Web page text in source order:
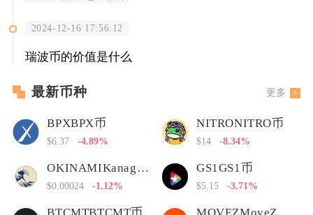
2024-12-16 17:56:12
瑞波币的价值是什么
最新币种 更多
BPXBPX币
$6.37 -4.89%
NITRONITRO币
$14 -8.34%
OKINAMIKanagawa Nami
$0.00024 -1.12%
GS1GS1币
$5.15 -3.71%